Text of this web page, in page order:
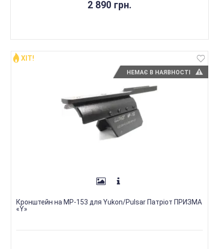
2 890 грн.
НЕМАЄ В НАЯВНОСТІ
ХІТ!
Кронштейн на МР-153 для Yukon/Pulsar Патріот ПРИЗМА
«Y»